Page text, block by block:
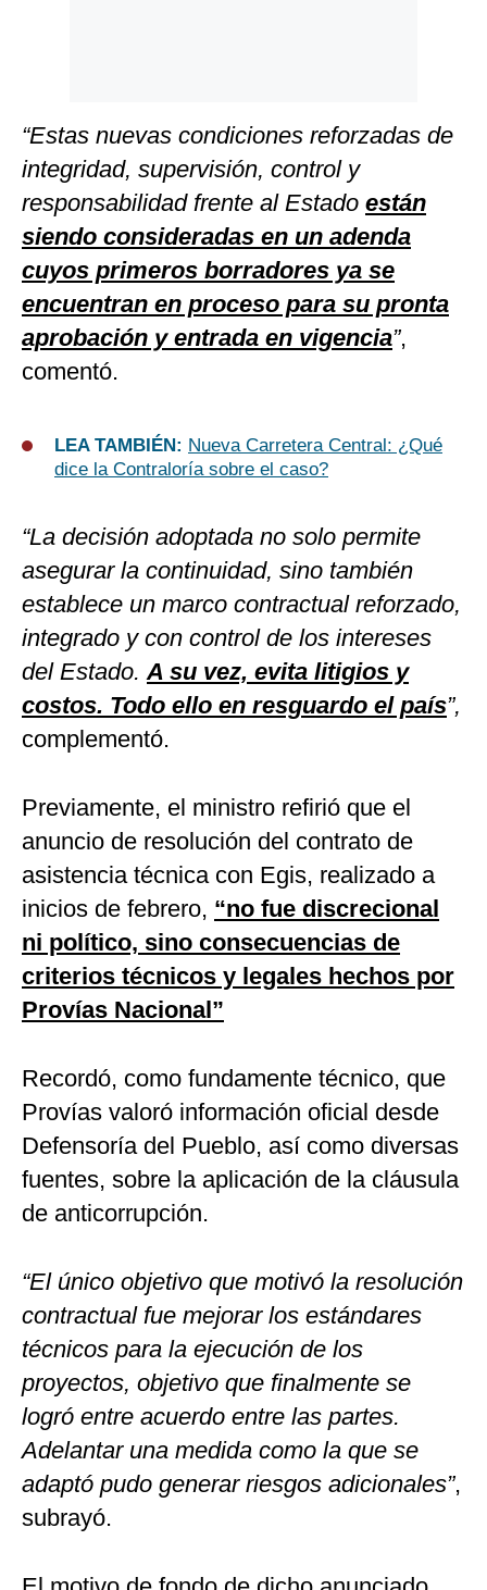
“Estas nuevas condiciones reforzadas de
integridad, supervisión, control y
responsabilidad frente al Estado están
siendo consideradas en un adenda
cuyos primeros borradores ya se
encuentran en proceso para su pronta
aprobación y entrada en vigencia”,
comentó.
LEA TAMBIÉN: Nueva Carretera Central: ¿Qué
dice la Contraloría sobre el caso?
“La decisión adoptada no solo permite
asegurar la continuidad, sino también
establece un marco contractual reforzado,
integrado y con control de los intereses
del Estado.A su vez, evita litigios y
costos. Todo ello en resguardo el país”,
complementó.
Previamente, el ministro refirió que el
anuncio de resolución del contrato de
asistencia técnica con Egis, realizado a
inicios de febrero, “no fue discrecional
ni político, sino consecuencias de
criterios técnicos y legales hechos por
Provías Nacional”
Recordó, como fundamente técnico, que
Provías valoró información oficial desde
Defensoría del Pueblo, así como diversas
fuentes, sobre la aplicación de la cláusula
de anticorrupción.
“El único objetivo que motivó la resolución
contractual fue mejorar los estándares
técnicos para la ejecución de los
proyectos, objetivo que finalmente se
logró entre acuerdo entre las partes.
Adelantar una medida como la que se
adaptó pudo generar riesgos adicionales”,
subrayó.